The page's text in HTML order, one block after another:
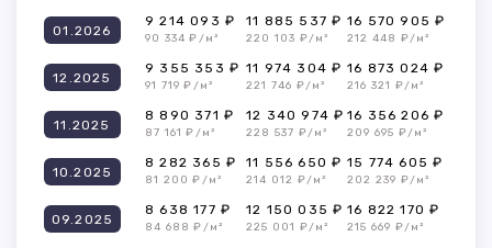
01.2026
9 214 093 ₽
90 334 ₽/м²
11 885 537 ₽
220 103 ₽/м²
16 570 905 ₽
212 448 ₽/м²
12.2025
9 355 353 ₽
91 719 ₽/м²
11 974 304 ₽
221 746 ₽/м²
16 873 024 ₽
216 321 ₽/м²
11.2025
8 890 371 ₽
87 161 ₽/м²
12 340 974 ₽
228 537 ₽/м²
16 356 206 ₽
209 695 ₽/м²
10.2025
8 282 365 ₽
81 200 ₽/м²
11 556 650 ₽
214 012 ₽/м²
15 774 605 ₽
202 239 ₽/м²
09.2025
8 638 177 ₽
84 688 ₽/м²
12 150 035 ₽
225 001 ₽/м²
16 822 170 ₽
215 669 ₽/м²